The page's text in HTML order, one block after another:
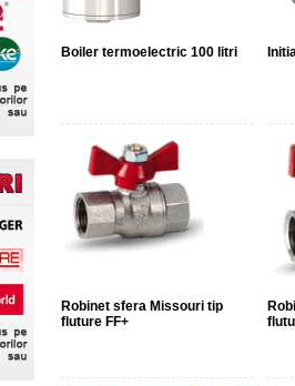
Boiler termoelectric 100 litri
Robinet sfera Missouri tip
fluture FF+